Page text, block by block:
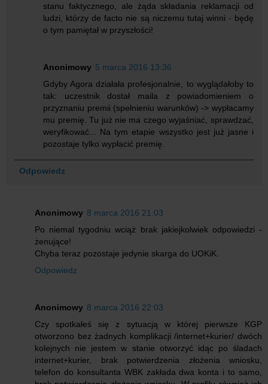
stanu faktycznego, ale żąda składania reklamacji od
ludzi, którzy de facto nie są niczemu tutaj winni - będę
o tym pamiętał w przyszłości!
Anonimowy 5 marca 2016 13:36
Gdyby Agora działała profesjonalnie, to wyglądałoby to
tak: uczestnik dostał maila z powiadomieniem o
przyznaniu premii (spełnieniu warunków) -> wypłacamy
mu premię. Tu już nie ma czego wyjaśniać, sprawdzać,
weryfikować... Na tym etapie wszystko jest już jasne i
pozostaje tylko wypłacić premię.
Odpowiedz
Anonimowy 8 marca 2016 21:03
Po niemal tygodniu wciąż brak jakiejkolwiek odpowiedzi -
żenujące!
Chyba teraz pozostaje jedynie skarga do UOKiK.
Odpowiedz
Anonimowy 8 marca 2016 22:03
Czy spotkałeś się z sytuacją w której pierwsze KGP
otworzono bez żadnych komplikacji /internet+kurier/ dwóch
kolejnych nie jestem w stanie otworzyć idąc po śladach
internet+kurier, brak potwierdzenia złożenia wniosku,
telefon do konsultanta WBK zakłada dwa konta i to samo,